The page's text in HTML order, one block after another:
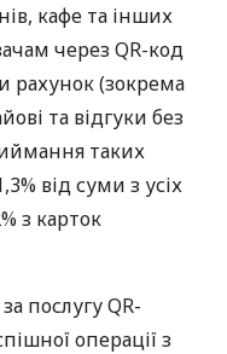
кафе та інших
через QR-код
рахунок (зокрема
та відгуки без
таких
від суми з усіх
з карток
послугу QR-
операції з